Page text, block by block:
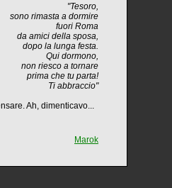
"Tesoro,
sono rimasta a dormire
fuori Roma
da amici della sposa,
dopo la lunga festa.
Qui dormono,
non riesco a tornare
prima che tu parta!
Ti abbraccio"
Ah, dimenticavo...
Marok